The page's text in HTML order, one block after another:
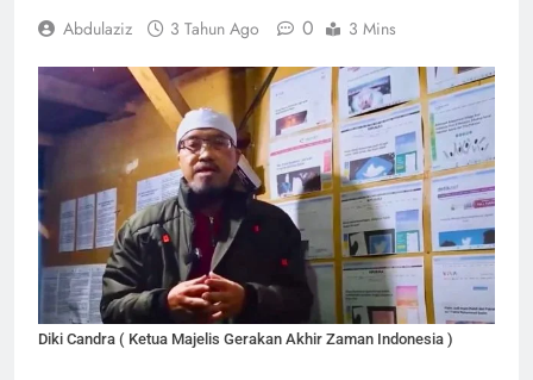
Abdulaziz 3 Tahun Ago 0 3 Mins
Diki Candra ( Ketua Majelis Gerakan Akhir Zaman Indonesia )